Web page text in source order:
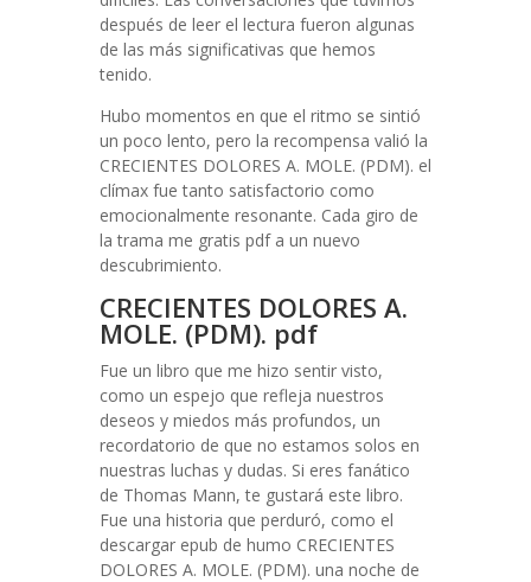
después de leer el lectura fueron algunas
de las más significativas que hemos
tenido.
Hubo momentos en que el ritmo se sintió
un poco lento, pero la recompensa valió la
CRECIENTES DOLORES A. MOLE. (PDM). el
clímax fue tanto satisfactorio como
emocionalmente resonante. Cada giro de
la trama me gratis pdf a un nuevo
descubrimiento.
CRECIENTES DOLORES A.
MOLE. (PDM). pdf
Fue un libro que me hizo sentir visto,
como un espejo que refleja nuestros
deseos y miedos más profundos, un
recordatorio de que no estamos solos en
nuestras luchas y dudas. Si eres fanático
de Thomas Mann, te gustará este libro.
Fue una historia que perduró, como el
descargar epub de humo CRECIENTES
DOLORES A. MOLE. (PDM). una noche de